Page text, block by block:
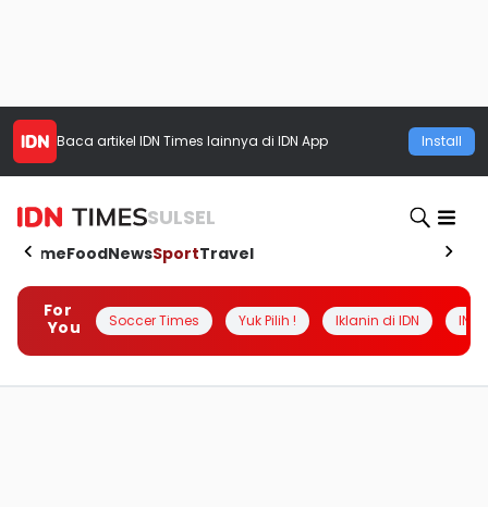
Baca artikel IDN Times lainnya di IDN App Install
SULSEL
HomeFoodNewsSportTravel
For
You
Soccer Times Yuk Pilih ! Iklanin di IDN